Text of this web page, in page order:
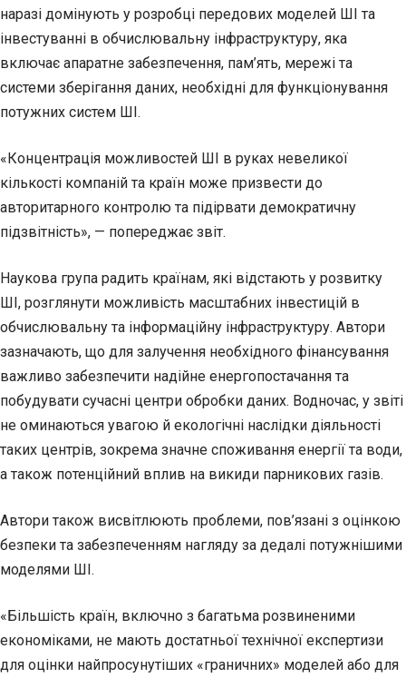
наразі домінують у розробці передових моделей ШІ та
інвестуванні в обчислювальну інфраструктуру, яка
включає апаратне забезпечення, пам’ять, мережі та
системи зберігання даних, необхідні для функціонування
потужних систем ШІ.
«Концентрація можливостей ШІ в руках невеликої
кількості компаній та країн може призвести до
авторитарного контролю та підірвати демократичну
підзвітність», — попереджає звіт.
Наукова група радить країнам, які відстають у розвитку
ШІ, розглянути можливість масштабних інвестицій в
обчислювальну та інформаційну інфраструктуру. Автори
зазначають, що для залучення необхідного фінансування
важливо забезпечити надійне енергопостачання та
побудувати сучасні центри обробки даних. Водночас, у звіті
не оминаються увагою й екологічні наслідки діяльності
таких центрів, зокрема значне споживання енергії та води,
а також потенційний вплив на викиди парникових газів.
Автори також висвітлюють проблеми, пов’язані з оцінкою
безпеки та забезпеченням нагляду за дедалі потужнішими
моделями ШІ.
«Більшість країн, включно з багатьма розвиненими
економіками, не мають достатньої технічної експертизи
для оцінки найпросунутіших «граничних» моделей або для